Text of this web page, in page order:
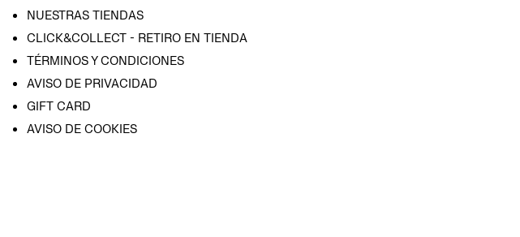
NUESTRAS TIENDAS
CLICK&COLLECT - RETIRO EN TIENDA
TÉRMINOS Y CONDICIONES
AVISO DE PRIVACIDAD
GIFT CARD
AVISO DE COOKIES